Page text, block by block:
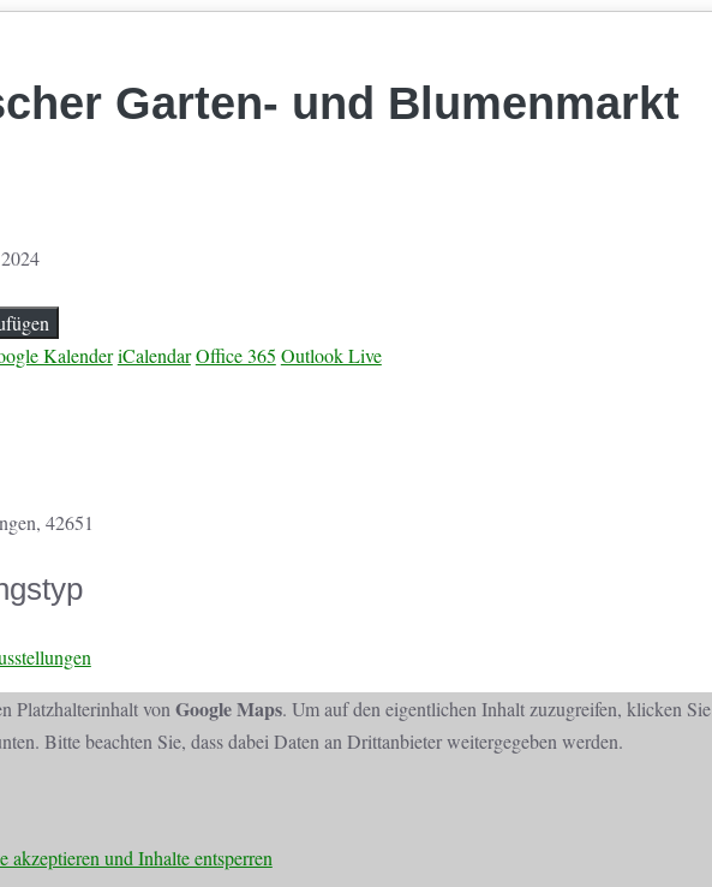
Garten- und Blumenmarkt
2024
Kalender iCalendar Office 365 Outlook Live
42651
Platzhalterinhalt von Google Maps. Um auf den eigentlichen Inhalt zuzugreifen, klicken Sie
Bitte beachten Sie, dass dabei Daten an Drittanbieter weitergegeben werden.
akzeptieren und Inhalte entsperren